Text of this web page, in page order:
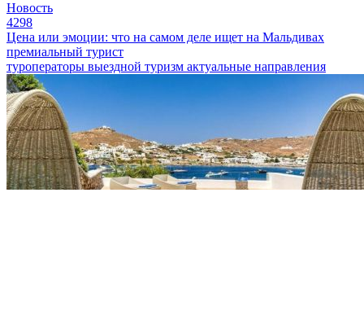
Новость
4298
Цена или эмоции: что на самом деле ищет на Мальдивах
премиальный турист
туроператоры выездной туризм актуальные направления